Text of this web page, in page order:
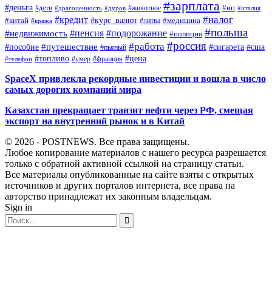
#деньга #дети #драгоценность #дуров #животное #зарплата #ип #италия
#китай #кража #кредит #курс_валют #литва #медицина #налог
#недвижимость #пенсия #подорожание #полиция #польша
#пособие #путешествие #пьяный #работа #россия #сигарета #сша
#телефон #топливо #умер #франция #цена
SpaceX привлекла рекордные инвестиции и вошла в число
самых дорогих компаний мира
Казахстан прекращает транзит нефти через РФ, смещая
экспорт на внутренний рынок и в Китай
© 2026 - POSTNEWS. Все права защищены.
Любое копирование материалов с нашего ресурса разрешается
только с обратной активной ссылкой на страницу статьи.
Все материалы опубликованные на сайте взяты с открытых
источников и других порталов интернета, все права на
авторство принадлежат их законным владельцам.
Sign in